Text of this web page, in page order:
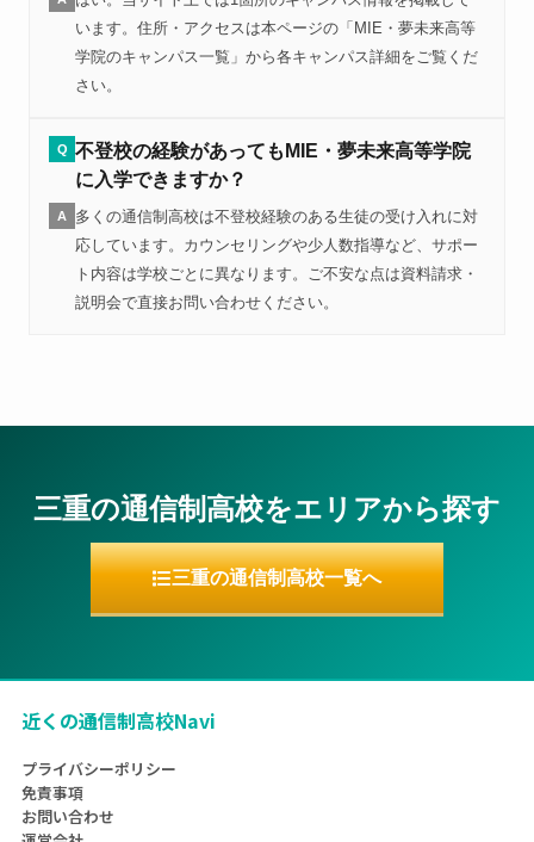
います。住所・アクセスは本ページの「MIE・夢未来高等
学院のキャンパス一覧」から各キャンパス詳細をご覧くだ
さい。
Q 不登校の経験があってもMIE・夢未来高等学院
に入学できますか？
A
多くの通信制高校は不登校経験のある生徒の受け入れに対
応しています。カウンセリングや少人数指導など、サポー
ト内容は学校ごとに異なります。ご不安な点は資料請求・
説明会で直接お問い合わせください。
三重の通信制高校をエリアから探す
三重の通信制高校一覧へ
近くの通信制高校Navi
プライバシーポリシー
免責事項
お問い合わせ